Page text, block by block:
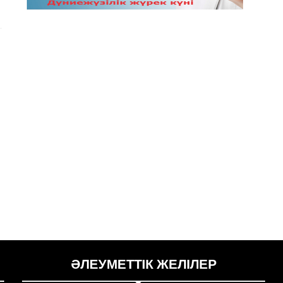
ӘЛЕУМЕТТІК ЖЕЛІЛЕР